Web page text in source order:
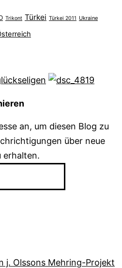
Trikont Türkei Türkei 2011 Ukraine
an, um diesen Blog zu
über neue
erhalten.
j. Olssons Mehring-Projekt